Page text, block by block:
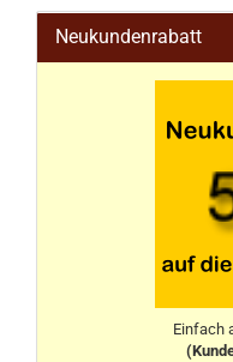
Neukundenrabatt
Einfach